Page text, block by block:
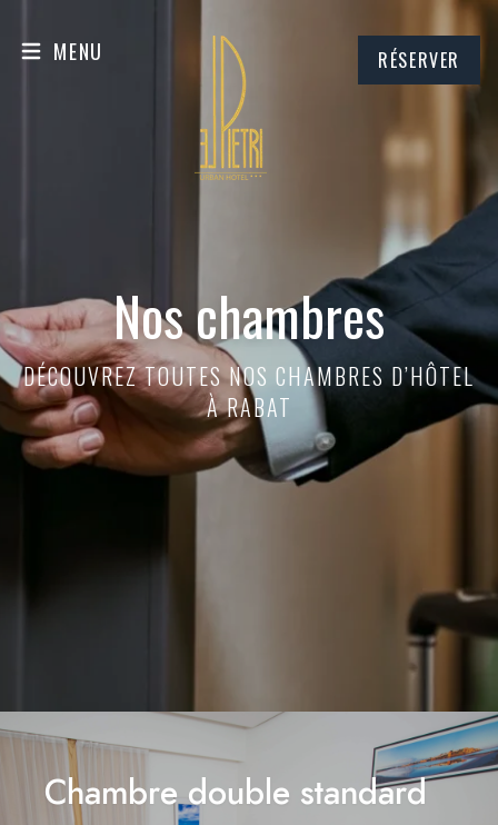
MENU RÉSERVER
Nos chambres
DÉCOUVREZ TOUTES NOS CHAMBRES D’HÔTEL
À RABAT
Chambre double standard